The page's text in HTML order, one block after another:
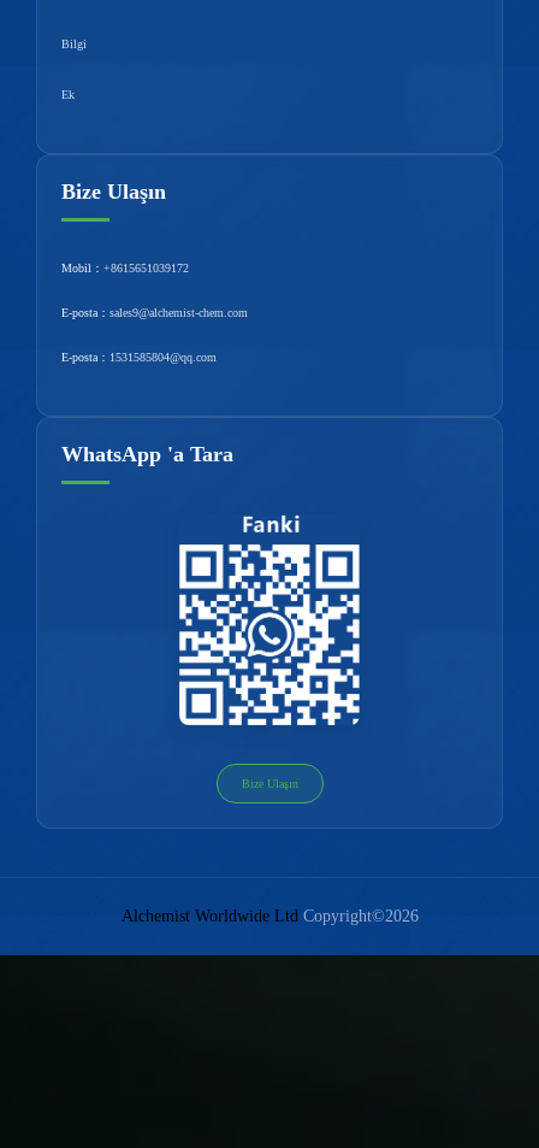
Bilgi
Ek
Bize Ulaşın
Mobil： +8615651039172
E-posta： sales9@alchemist-chem.com
E-posta： 1531585804@qq.com
WhatsApp 'a Tara
Bize Ulaşın
Alchemist Worldwide Ltd Copyright©2026